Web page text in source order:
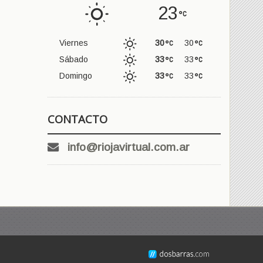
23
Viernes 30
30
Sábado
33
33
Domingo
33
33
CONTACTO
info@riojavirtual.com.ar